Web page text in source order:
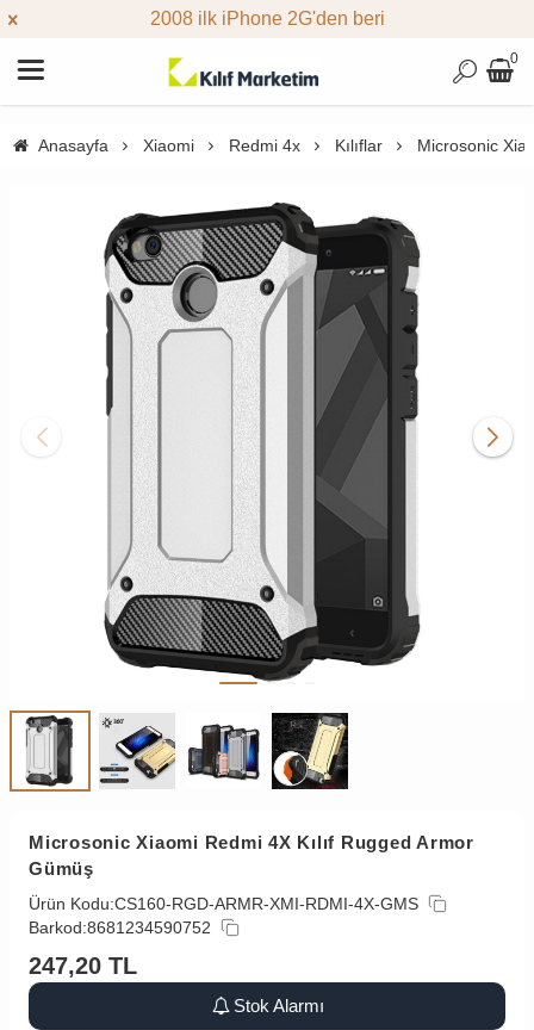
2008 ilk iPhone 2G'den beri
0
Anasayfa Xiaomi Redmi 4x Kılıflar Microsonic
Microsonic Xiaomi Redmi 4X Kılıf Rugged Armor
Gümüş
Ürün Kodu:CS160-RGD-ARMR-XMI-RDMI-4X-GMS
Barkod:8681234590752
247,20 TL
Stok Alarmı